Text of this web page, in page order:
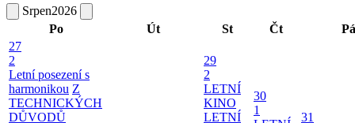
Srpen2026
Po
Út St Čt
Pá
27
2
Letní posezení s
harmonikou Z
TECHNICKÝCH
DŮVODŮ
29
2
LETNÍ
KINO
LETNÍ
30
1
31